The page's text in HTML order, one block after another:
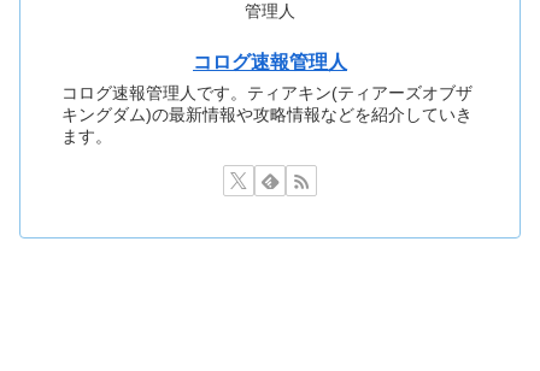
管理人
コログ速報管理人
コログ速報管理人です。ティアキン(ティアーズオブザ
キングダム)の最新情報や攻略情報などを紹介していき
ます。